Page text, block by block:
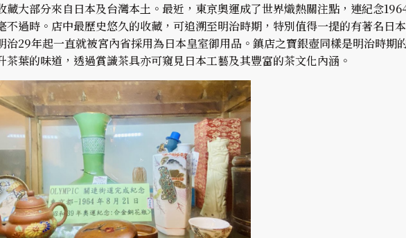
藏大部分來自日本及台灣本土。最近，東京奧運成了世界熾熱關注點，連紀念
不過時。店中最歷史悠久的收藏，可追溯至明治時期，特別值得一提的有著名日
治29年起一直就被宮內省採用為日本皇室御用品。鎮店之寶銀壺同樣是明治時
茶葉的味道，透過賞識茶具亦可窺見日本工藝及其豐富的茶文化內涵。